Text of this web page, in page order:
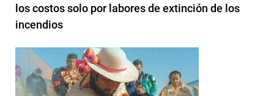
los costos solo por labores de extinción de los
incendios